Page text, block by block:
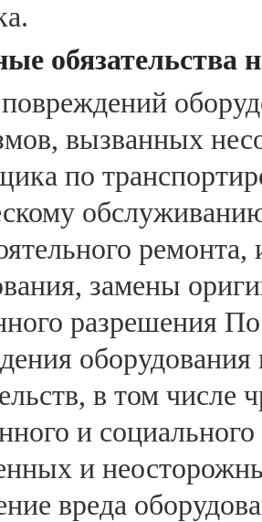
обязательства
вызванных
по
замены
разрешения
в том числе
и
и
вреда